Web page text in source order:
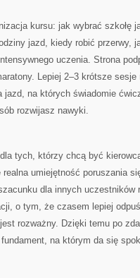
kursu: jak wybrać szkołę
jazd, kiedy robić przerwy,
uczenia. Strona
Lepiej 2–3 krótsze
jazd, na których świadomie
rozwijasz nawyki.
tych, którzy chcą być
umiejętność poruszania
dla innych uczestników
o tym, że czasem lepiej
rozważny. Dzięki temu po
na którym da się